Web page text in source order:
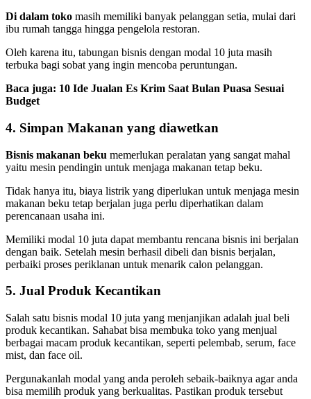
Di dalam toko masih memiliki banyak pelanggan setia, mulai dari
ibu rumah tangga hingga pengelola restoran.
Oleh karena itu, tabungan bisnis dengan modal 10 juta masih
terbuka bagi sobat yang ingin mencoba peruntungan.
Baca juga: 10 Ide Jualan Es Krim Saat Bulan Puasa Sesuai
Budget
4. Simpan Makanan yang diawetkan
Bisnis makanan beku memerlukan peralatan yang sangat mahal
yaitu mesin pendingin untuk menjaga makanan tetap beku.
Tidak hanya itu, biaya listrik yang diperlukan untuk menjaga mesin
makanan beku tetap berjalan juga perlu diperhatikan dalam
perencanaan usaha ini.
Memiliki modal 10 juta dapat membantu rencana bisnis ini berjalan
dengan baik. Setelah mesin berhasil dibeli dan bisnis berjalan,
perbaiki proses periklanan untuk menarik calon pelanggan.
5. Jual Produk Kecantikan
Salah satu bisnis modal 10 juta yang menjanjikan adalah jual beli
produk kecantikan. Sahabat bisa membuka toko yang menjual
berbagai macam produk kecantikan, seperti pelembab, serum, face
mist, dan face oil.
Pergunakanlah modal yang anda peroleh sebaik-baiknya agar anda
bisa memilih produk yang berkualitas. Pastikan produk tersebut